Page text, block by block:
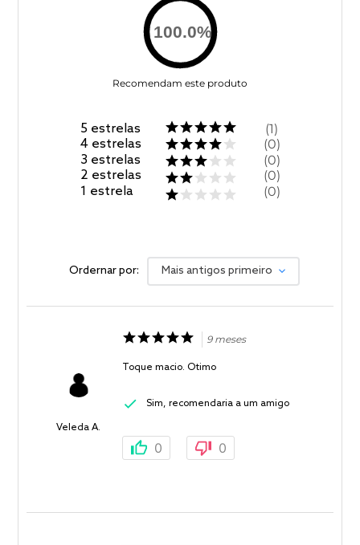
100.0%
Recomendam este produto
5 estrelas
4 estrelas
3 estrelas
2 estrelas
1 estrela
1
0
0
0
0
Ordernar por: Mais antigos primeiro
Veleda A.
9 meses
Toque macio. Otimo
Sim, recomendaria a um amigo
0 0